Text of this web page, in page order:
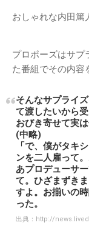
おしゃれな内田篤
プロポーズはサプ
た番組でその内容
そんなサプライ
て渡したいから
おびき寄せて実は
(中略)
「で、僕がタキ
ンを二人雇って
あプロデューサ
て。ひざまずき
すよ。お揃いの
った。
出典： http://